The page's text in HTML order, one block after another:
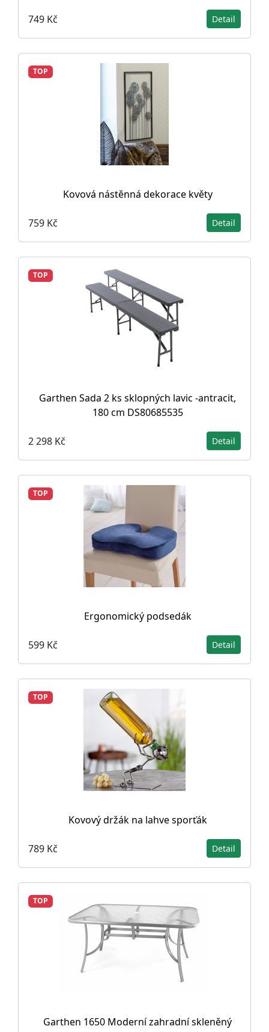
749 Kč Detail
TOP
Kovová nástěnná dekorace květy
759 Kč Detail
TOP
Garthen Sada 2 ks sklopných lavic -antracit,
180 cm DS80685535
2 298 Kč Detail
TOP
Ergonomický podsedák
599 Kč Detail
TOP
Kovový držák na lahve sporťák
789 Kč Detail
TOP
Garthen 1650 Moderní zahradní skleněný